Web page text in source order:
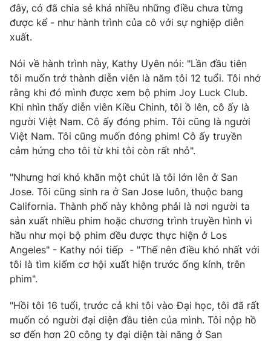
Góc doanh nghiệp
Truyền hình
Phim VTV
Hậu trường
Nhân vật
Khán giả
Giải sao mai
Giải trí
Điện ảnh
Âm nhạc
Sao
Đời sống
Du lịch
Làm đẹp
Chất lượng cuộc sống
Giáo dục
Tuyển sinh
Công nghệ
Hitech Công nghệ tương lai
Sản phẩm
Thị trường
Tư vấn
Giao lưu trực tuyến
Lịch phát sóng
Chuyên mục khác
Emagazine
Photo Infographic
đây, có đã chia sẻ khá nhiều những điều chưa từng
được kể - như hành trình của cô với sự nghiệp diễn
xuất.
Nói về hành trình này, Kathy Uyên nói: "Lần đầu tiên
tôi muốn trở thành diễn viên là năm tôi 12 tuổi. Tôi nhớ
rằng khi đó mình được xem bộ phim Joy Luck Club.
Khi nhìn thấy diễn viên Kiều Chinh, tôi ồ lên, cô ấy là
người Việt Nam. Cô ấy đóng phim. Tôi cũng là người
Việt Nam. Tôi cũng muốn đóng phim! Cô ấy truyền
cảm hứng cho tôi từ khi tôi còn rất nhỏ".
"Nhưng hơi khó khăn một chút là tôi lớn lên ở San
Jose. Tôi cũng sinh ra ở San Jose luôn, thuộc bang
California. Thành phố này không phải là nơi người ta
sản xuất nhiều phim hoặc chương trình truyền hình vì
hầu như mọi bộ phim đều được thực hiện ở Los
Angeles" - Kathy nói tiếp - "Thế nên điều khó nhất với
tôi là tìm kiếm cơ hội xuất hiện trước ống kính, trên
phim".
"Hồi tôi 16 tuổi, trước cả khi tôi vào Đại học, tôi đã rất
muốn có người đại diện đầu tiên của mình. Tôi nộp hồ
sơ đến hơn 20 công ty đại diện tài năng ở San